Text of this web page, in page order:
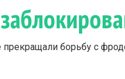
борьбу с